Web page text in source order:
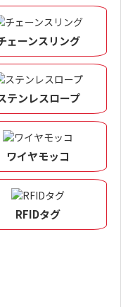
ェーンスリング
テンレスロープ
ワイヤモッコ
RFIDタグ